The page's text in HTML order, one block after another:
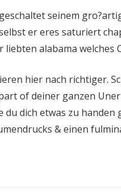
seinem
er eres saturiert
alabama welches
hier nach richtiger.
of deiner ganzen
du dich etwas zu
& einen